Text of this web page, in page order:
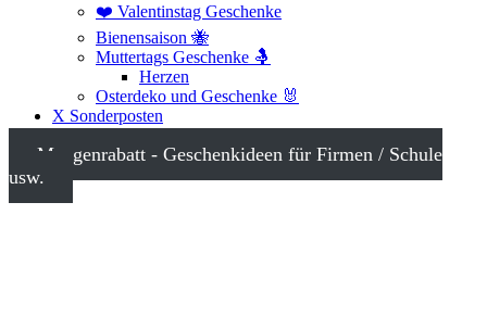
❤️ Valentinstag Geschenke
Bienensaison 🐝
Muttertags Geschenke 🤱
Herzen
Osterdeko und Geschenke 🐰
X Sonderposten
Mengenrabatt - Geschenkideen für Firmen / Schule
usw.